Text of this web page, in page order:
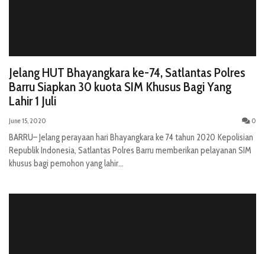
Jelang HUT Bhayangkara ke-74, Satlantas Polres
Barru Siapkan 30 kuota SIM Khusus Bagi Yang
Lahir 1 Juli
June 15, 2020 0
BARRU– Jelang perayaan hari Bhayangkara ke 74 tahun 2020 Kepolisian
Republik Indonesia, Satlantas Polres Barru memberikan pelayanan SIM
khusus bagi pemohon yang lahir...